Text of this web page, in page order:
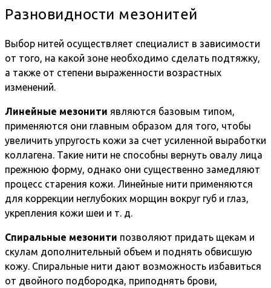
Разновидности мезонитей
Выбор нитей осуществляет специалист в зависимости
от того, на какой зоне необходимо сделать подтяжку,
а также от степени выраженности возрастных
изменений.
Линейные мезонити являются базовым типом,
применяются они главным образом для того, чтобы
увеличить упругость кожи за счет усиленной выработки
коллагена. Такие нити не способны вернуть овалу лица
прежнюю форму, однако они существенно замедляют
процесс старения кожи. Линейные нити применяются
для коррекции неглубоких морщин вокруг губ и глаз,
укрепления кожи шеи и т. д.
Спиральные мезонити позволяют придать щекам и
скулам дополнительный объем и поднять обвисшую
кожу. Спиральные нити дают возможность избавиться
от двойного подбородка, приподнять брови,